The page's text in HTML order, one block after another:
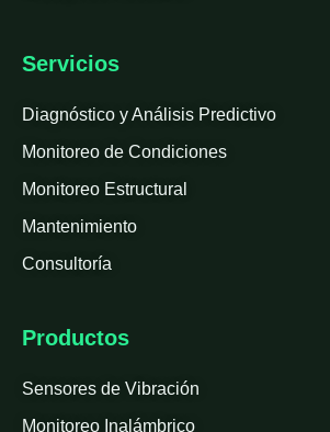
Servicios
Diagnóstico y Análisis Predictivo
Monitoreo de Condiciones
Monitoreo Estructural
Mantenimiento
Consultoría
Productos
Sensores de Vibración
Monitoreo Inalámbrico